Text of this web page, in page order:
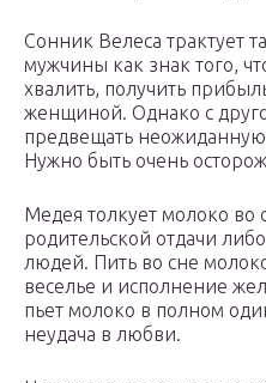
Сонник Велеса трактует
мужчины как знак того,
хвалить, получить
женщиной. Однако с
предвещать
Нужно быть очень
Медея толкует молоко во
родительской отдачи
людей. Пить во сне
веселье и исполнение
пьет молоко в полном
неудача в любви.